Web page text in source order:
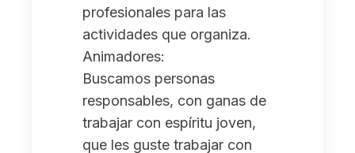
profesionales para las
actividades que organiza.
Animadores:
Buscamos personas
responsables, con ganas de
trabajar con espíritu joven,
que les guste trabajar con